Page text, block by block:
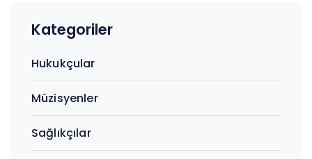
Kategoriler
Hukukçular
Müzisyenler
Sağlıkçılar